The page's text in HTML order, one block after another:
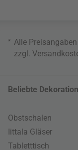
* Alle
zzgl.
Beliebte
Obstschalen
Iittala Gläser
Tabletttisch